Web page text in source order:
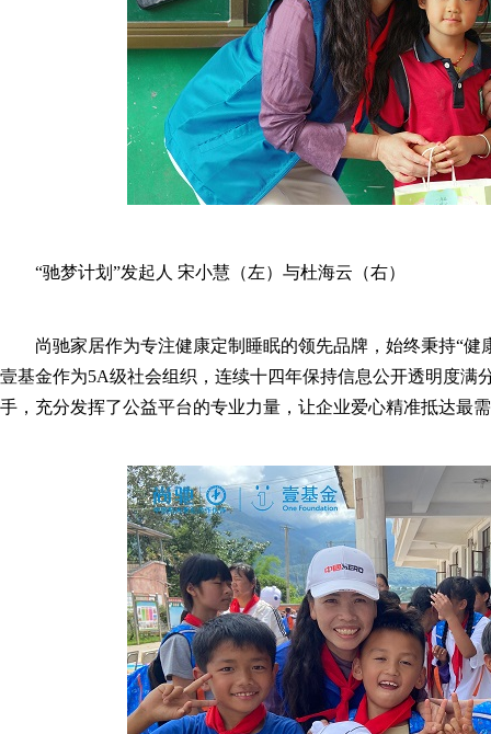
“驰梦计划”发起人 宋小慧（左）与杜海云（右）
尚驰家居作为专注健康定制睡眠的领先品牌，始终秉持“
壹基金作为5A级社会组织，连续十四年保持信息公开透明度满
手，充分发挥了公益平台的专业力量，让企业爱心精准抵达最